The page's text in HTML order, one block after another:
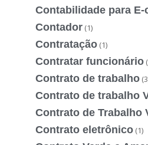
Contabilidade para E-
Contador (1)
Contratação (1)
Contratar funcionário
Contrato de trabalho
Contrato de trabalho
Contrato de Trabalho
Contrato eletrônico (1)